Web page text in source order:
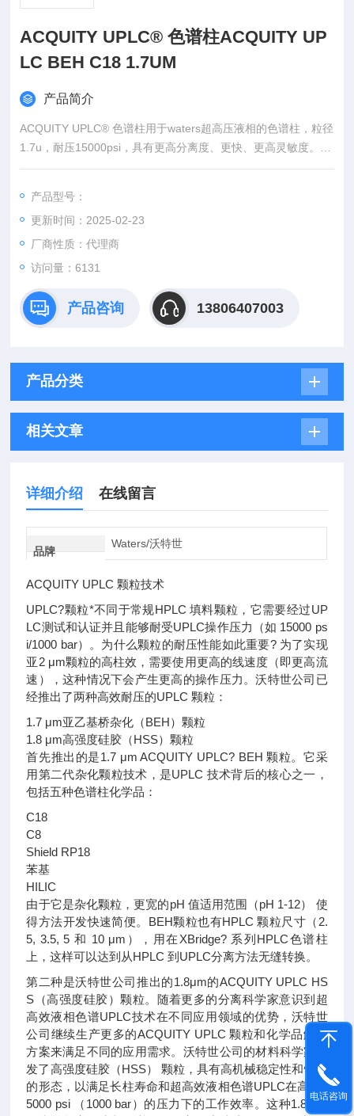
ACQUITY UPLC® 色谱柱ACQUITY UP
LC BEH C18 1.7UM
产品简介
ACQUITY UPLC® 色谱柱用于waters超高压液相的色谱柱，粒径
1.7u，耐压15000psi，具有更高分离度、更快、更高灵敏度。
ACQUITY UPLC® 色谱柱和VanGuard™ 保护柱是液相色谱领域
势，在提供更高分离度的同时获得更快的分析速度。经过设计、
测试确保用于高达15000psi （相当于1000 bar）压力的
产品型号：
更新时间：2025-02-23
厂商性质：代理商
访问量：6131
产品咨询 13806407003
产品分类
相关文章
详细介绍 在线留言
品牌
Waters/沃特世
ACQUITY UPLC 颗粒技术
UPLC?颗粒*不同于常规HPLC 填料颗粒，它需要经过UP
LC测试和认证并且能够耐受UPLC操作压力（如 15000 ps
i/1000 bar）。为什么颗粒的耐压性能如此重要? 为了实现
亚2 μm颗粒的高柱效，需要使用更高的线速度（即更高流
速），这种情况下会产生更高的操作压力。沃特世公司已
经推出了两种高效耐压的UPLC 颗粒：
1.7 μm亚乙基桥杂化（BEH）颗粒
1.8 μm高强度硅胶（HSS）颗粒
首先推出的是1.7 μm ACQUITY UPLC? BEH 颗粒。它采
用第二代杂化颗粒技术，是UPLC 技术背后的核心之一，
包括五种色谱柱化学品：
C18
C8
Shield RP18
苯基
HILIC
由于它是杂化颗粒，更宽的pH 值适用范围（pH 1-12） 使
得方法开发快速简便。BEH颗粒也有HPLC 颗粒尺寸（2.
5, 3.5, 5 和 10 μm），用在XBridge? 系列HPLC色谱柱
上，这样可以达到从HPLC 到UPLC分离方法无缝转换。
第二种是沃特世公司推出的1.8μm的ACQUITY UPLC HS
S（高强度硅胶）颗粒。随着更多的分离科学家意识到超
高效液相色谱UPLC技术在不同应用领域的优势，沃特世
公司继续生产更多的ACQUITY UPLC 颗粒和化学品解决
方案来满足不同的应用需求。沃特世公司的材料科学家开
发了高强度硅胶（HSS） 颗粒，具有高机械稳定性和恰当
的形态，以满足长柱寿命和超高效液相色谱UPLC在高至1
5000 psi （1000 bar）的压力下的工作效率。这种1.8 μm
电话咨询